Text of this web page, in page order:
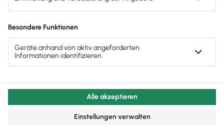
Sozialbeiträge. Bei doppelter Haushaltsführung gilt
das für die doppelte Anzahl an Kilometern.
Steuerfreie Zuwendungen in Form von
Zuschüsse für die Betreuung nicht schulpflichtiger
durch den Arbeitgeber sindin unbegrenzter